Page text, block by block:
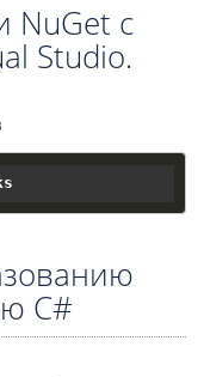
NuGet с
Studio.
C#